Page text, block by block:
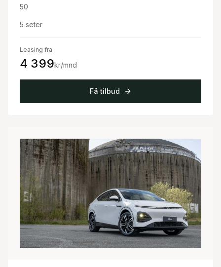
50
5 seter
Leasing fra
4 399kr/mnd
Få tilbud